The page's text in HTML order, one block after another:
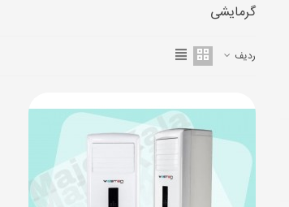
لوح سه بعدی جشن تکلیف (جشن
عبادت)
ست جشن تکلیف پسرانه میعاد
گرمایشی
ردیف